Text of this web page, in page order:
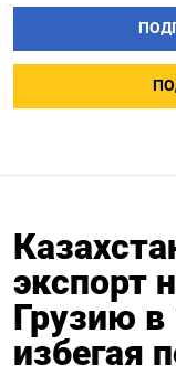
экспорт
Грузию в
избегая